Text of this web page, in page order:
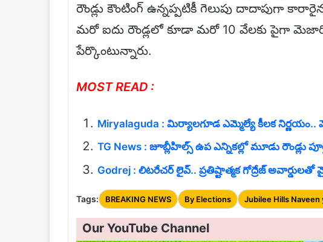
రౌండ్లు కౌంటింగ్ ఉన్నప్పటికీ గెలుపు దాదాపుగా
మరో ఐదు రౌండ్లలో కూడా మరో 10 వేలకు పైగా మెజారిటీ
పేర్కొంటున్నారు.
MOST READ :
Miryalaguda : మిర్యాలగూడ ఎమ్మెల్యే కీలక నిర్ణయం..
TG News : జూబ్లీహిల్స్ ఉప ఎన్నికల్లో మూడు రౌండ్లు
Godrej : లిటరేచర్ లైవ్.. ప్రతిష్టాత్మక గోద్రేజ్
Tags: BREAKING NEWS By Elections Jubilee Hills Naveen
Our YouTube Channel